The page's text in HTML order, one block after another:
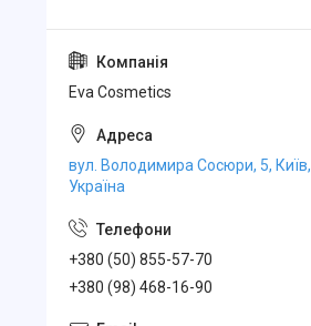
Eva Cosmetics
вул. Володимира Сосюри, 5, Київ,
Україна
+380 (50) 855-57-70
+380 (98) 468-16-90